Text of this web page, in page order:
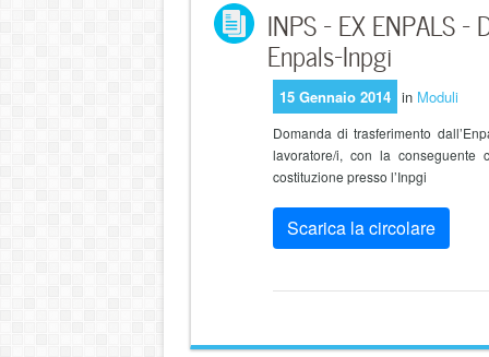
INPS – EX ENPALS
Enpals-Inpgi
15 Gennaio 2014 in Moduli
Domanda di trasferimento
lavoratore/i, con la conseguente
costituzione presso l’Inpgi
Scarica la circolare